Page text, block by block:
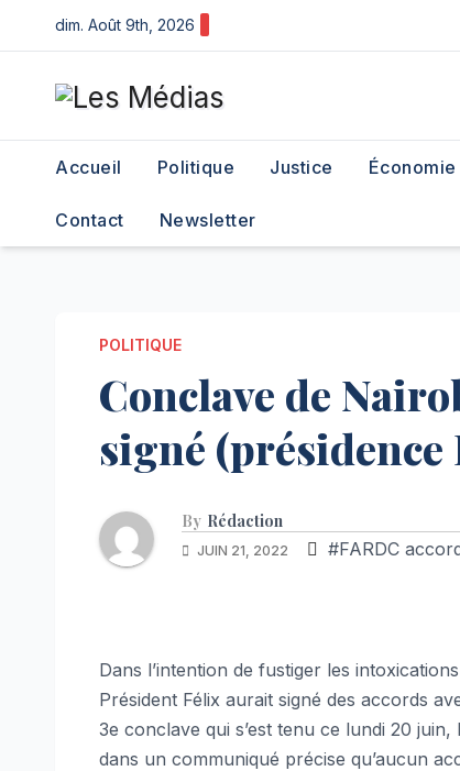
to
content
dim. Août 9th, 2026
Accueil Politique Justice Économie
Contact Newsletter
POLITIQUE
Conclave de
signé (présidence
By Rédaction
JUIN 21, 2022 #FARDC
Dans l’intention de fustiger les
Président Félix aurait signé des accords
3e conclave qui s’est tenu ce lundi 20
dans un communiqué précise qu’aucun